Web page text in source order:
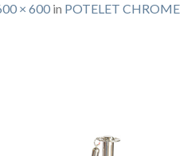
× 600 in POTELET CHROME